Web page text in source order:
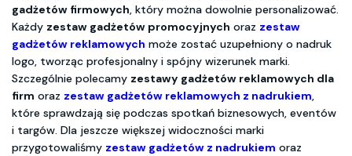
gadżetów firmowych, który można dowolnie personalizować.
Każdy zestaw gadżetów promocyjnych oraz zestaw
gadżetów reklamowych może zostać uzupełniony o nadruk
logo, tworząc profesjonalny i spójny wizerunek marki.
Szczególnie polecamy zestawy gadżetów reklamowych dla
firm oraz zestaw gadżetów reklamowych z nadrukiem,
które sprawdzają się podczas spotkań biznesowych, eventów
i targów. Dla jeszcze większej widoczności marki
przygotowaliśmy zestaw gadżetów z nadrukiem oraz